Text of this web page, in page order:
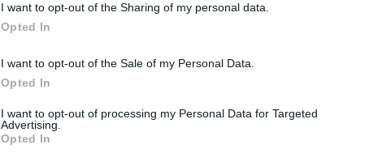
I want to opt-out of the Sharing of my personal data.
Opted In
I want to opt-out of the Sale of my Personal Data.
Opted In
I want to opt-out of processing my Personal Data for Targeted
Advertising.
Opted In